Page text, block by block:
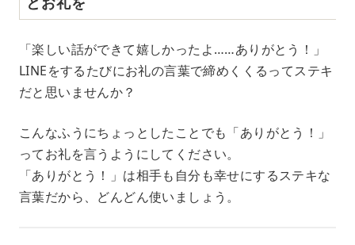
「楽しい話ができて嬉しかったよ……ありがとう！」
LINEをするたびにお礼の言葉で締めくくるってステキ
だと思いませんか？
こんなふうにちょっとしたことでも「ありがとう！」
ってお礼を言うようにしてください。
「ありがとう！」は相手も自分も幸せにするステキな
言葉だから、どんどん使いましょう。